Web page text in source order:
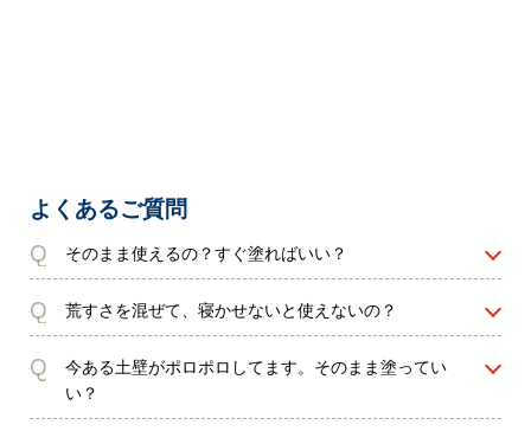
よくあるご質問
Q そのまま使えるの？すぐ塗ればいい？
Q 荒すさを混ぜて、寝かせないと使えないの？
Q
今ある土壁がポロポロしてます。そのまま塗ってい
い？